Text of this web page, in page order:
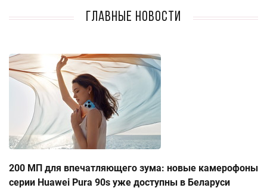
Главные новости
200 МП для впечатляющего зума: новые камерофоны
серии Huawei Pura 90s уже доступны в Беларуси